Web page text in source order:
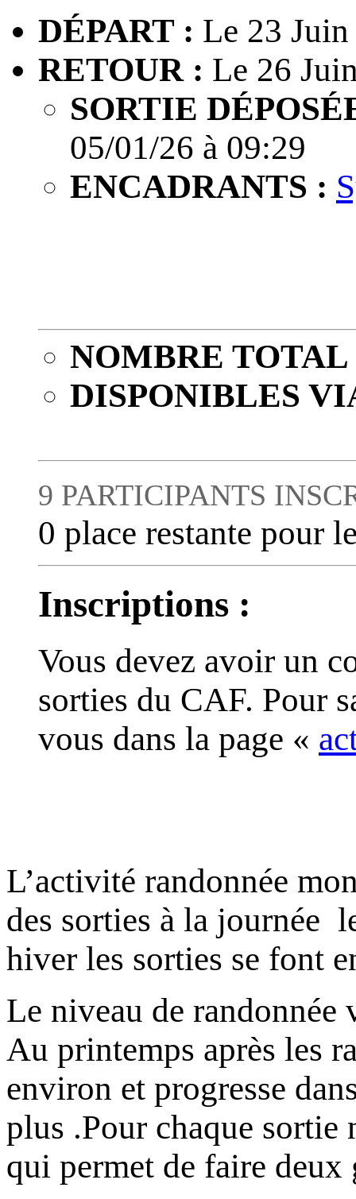
DÉPART : Le 23
RETOUR : Le 26
SORTIE
05/01/26 à 09:29
ENCADRANTS :
NOMBRE TOTAL
DISPONIBLES
9 PARTICIPANTS
0 place restante pour
Inscriptions :
Vous devez avoir un
sorties du CAF. Pour
vous dans la page «
L’activité randonnée
des sorties à la journée
hiver les sorties se font
Le niveau de randonnée
Au printemps après les
environ et progresse
plus .Pour chaque sortie
qui permet de faire